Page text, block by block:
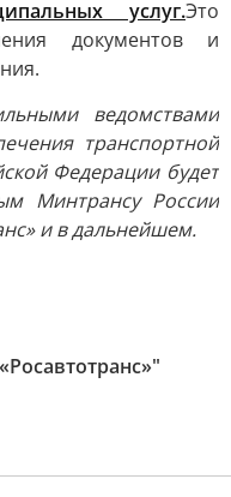
услуг.Это
документов и
ведомствами
транспортной
Федерации будет
Минтрансу России
и в дальнейшем.